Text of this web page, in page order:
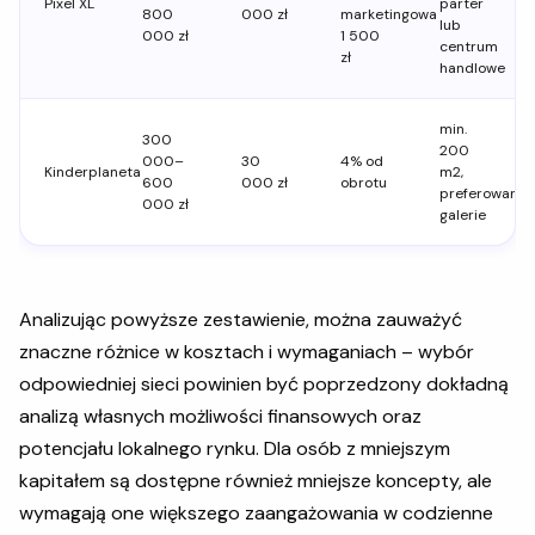
800
000 zł
000 zł
marketingowa
1 500
zł
lub
centrum
handlowe
Kinderplaneta
300
000–
600
000 zł
30
000 zł
4% od
obrotu
min.
200
m2,
preferowane
galerie
Analizując powyższe zestawienie, można zauważyć
znaczne różnice w kosztach i wymaganiach – wybór
odpowiedniej sieci powinien być poprzedzony dokładną
analizą własnych możliwości finansowych oraz
potencjału lokalnego rynku. Dla osób z mniejszym
kapitałem są dostępne również mniejsze koncepty, ale
wymagają one większego zaangażowania w codzienne